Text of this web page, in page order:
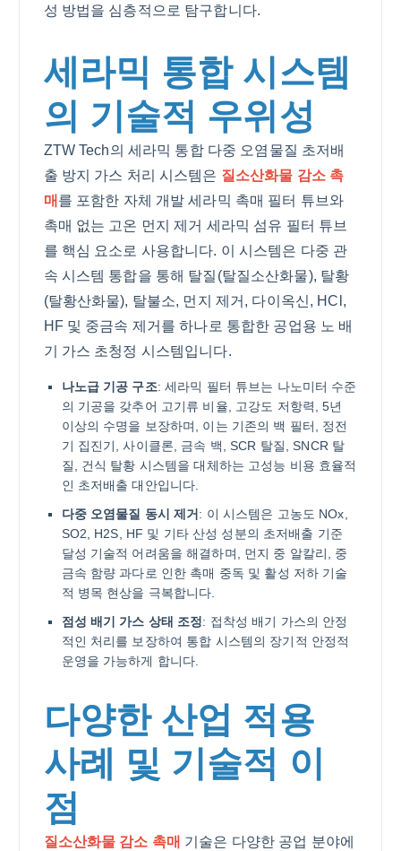
성 방법을 심층적으로 탐구합니다.
세라믹 통합 시스템
의 기술적 우위성
ZTW Tech의 세라믹 통합 다중 오염물질 초저배
출 방지 가스 처리 시스템은 질소산화물 감소 촉
매 를 포함한 자체 개발 세라믹 촉매 필터 튜브와
촉매 없는 고온 먼지 제거 세라믹 섬유 필터 튜브
를 핵심 요소로 사용합니다. 이 시스템은 다중 관
속 시스템 통합을 통해 탈질(탈질소산화물), 탈황
(탈황산화물), 탈불소, 먼지 제거, 다이옥신, HCl,
HF 및 중금속 제거를 하나로 통합한 공업용 노 배
기 가스 초청정 시스템입니다.
나노급 기공 구조: 세라믹 필터 튜브는 나노미터 수준
의 기공을 갖추어 고기류 비율, 고강도 저항력, 5년
이상의 수명을 보장하며, 이는 기존의 백 필터, 정전
기 집진기, 사이클론, 금속 백, SCR 탈질, SNCR 탈
질, 건식 탈황 시스템을 대체하는 고성능 비용 효율적
인 초저배출 대안입니다.
다중 오염물질 동시 제거 : 이 시스템은 고농도 NOx,
SO2, H2S, HF 및 기타 산성 성분의 초저배출 기준
달성 기술적 어려움을 해결하며, 먼지 중 알칼리, 중
금속 함량 과다로 인한 촉매 중독 및 활성 저하 기술
적 병목 현상을 극복합니다.
점성 배기 가스 상태 조정: 접착성 배기 가스의 안정
적인 처리를 보장하여 통합 시스템의 장기적 안정적
운영을 가능하게 합니다.
다양한 산업 적용
사례 및 기술적 이
점
질소산화물 감소 촉매 기술은 다양한 공업 분야에